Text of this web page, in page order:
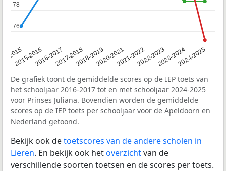
2015
2015-20162016-20172017-20182018-20192020-20212021-20222022-20232023-20242024-2025
76
76
78
78
De grafiek toont de gemiddelde scores op de IEP toets van
het schooljaar 2016-2017 tot en met schooljaar 2024-2025
voor Prinses Juliana. Bovendien worden de gemiddelde
scores op de IEP toets per schooljaar voor de Apeldoorn en
Nederland getoond.
Bekijk ook detoetscores van de andere scholen in
Lieren. En bekijk ook hetoverzichtvan de
verschillende soorten toetsen en de scores per toets.